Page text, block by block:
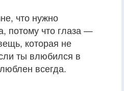
что нужно
потому что глаза —
которая не
ты влюбился в
всегда.